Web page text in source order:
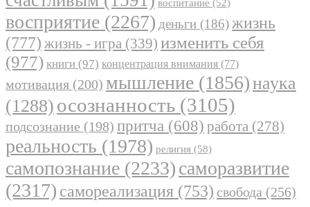
воспитание (52)
восприятие (2267) деньги (186)жизнь
(777) жизнь - игра (339) изменить себя
(977) книги (97) концентрация внимания (77)
мотивация (200) мышление (1856)наука
(1288) осознанность (3105)
подсознание (198) притча (608) работа (278)
реальность (1978) религия (58)
самопознание (2233)саморазвитие
(2317) самореализация (753) свобода (256)